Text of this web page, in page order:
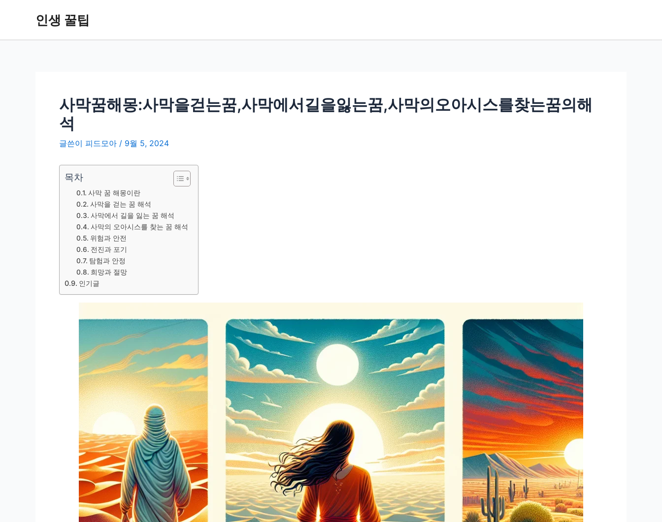
인생 꿀팁
사막꿈해몽:사막을걷는꿈,사막에서길을잃는꿈,사막의오아시스를찾는꿈의해
석
글쓴이 피드모아 / 9월 5, 2024
목차
사막 꿈 해몽이란
사막을 걷는 꿈 해석
사막에서 길을 잃는 꿈 해석
사막의 오아시스를 찾는 꿈 해석
위험과 안전
전진과 포기
탐험과 안정
희망과 절망
인기글